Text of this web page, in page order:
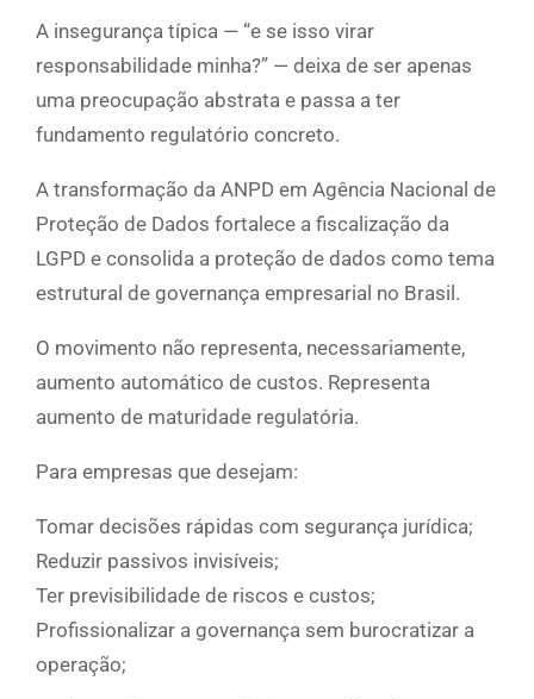
A insegurança típica — “e se isso virar
responsabilidade minha?” — deixa de ser apenas
uma preocupação abstrata e passa a ter
fundamento regulatório concreto.
A transformação da ANPD em Agência Nacional de
Proteção de Dados fortalece a fiscalização da
LGPD e consolida a proteção de dados como tema
estrutural de governança empresarial no Brasil.
O movimento não representa, necessariamente,
aumento automático de custos. Representa
aumento de maturidade regulatória.
Para empresas que desejam:
Tomar decisões rápidas com segurança jurídica;
Reduzir passivos invisíveis;
Ter previsibilidade de riscos e custos;
Profissionalizar a governança sem burocratizar a
operação;